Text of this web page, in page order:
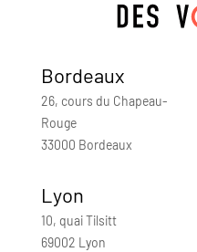
Bordeaux
26, cours du Chapeau-
Rouge
33000 Bordeaux
Lyon
10, quai Tilsitt
69002 Lyon